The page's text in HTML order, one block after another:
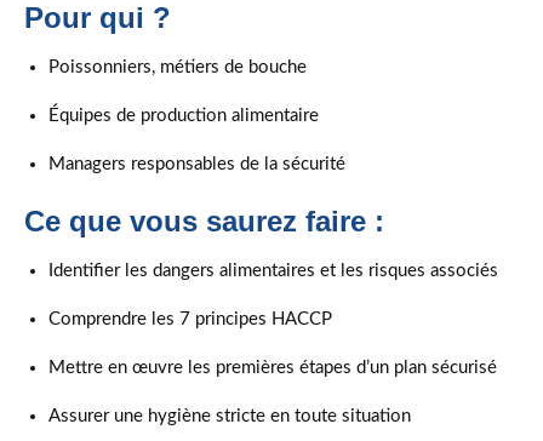
Pour qui ?
Poissonniers, métiers de bouche
Équipes de production alimentaire
Managers responsables de la sécurité
Ce que vous saurez faire :
Identifier les dangers alimentaires et les risques associés
Comprendre les 7 principes HACCP
Mettre en œuvre les premières étapes d’un plan sécurisé
Assurer une hygiène stricte en toute situation